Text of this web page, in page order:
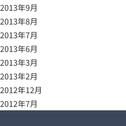
2013年9月
2013年8月
2013年7月
2013年6月
2013年3月
2013年2月
2012年12月
2012年7月